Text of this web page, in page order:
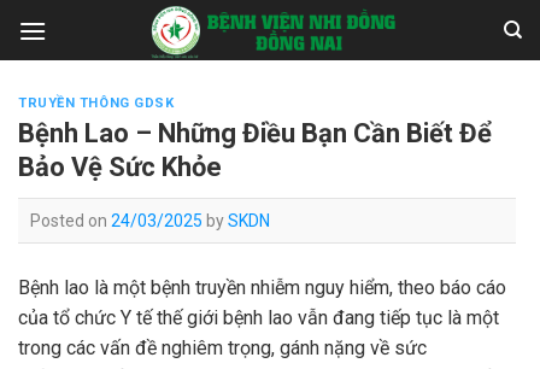
TRUYỀN THÔNG GDSK
Bệnh Lao – Những Điều Bạn Cần Biết Để
Bảo Vệ Sức Khỏe
Posted on 24/03/2025 bySKDN
Bệnh lao là một bệnh truyền nhiễm nguy hiểm, theo báo cáo
của tổ chức Y tế thế giới bệnh lao vẫn đang tiếp tục là một
trong các vấn đề nghiêm trọng, gánh nặng về sức